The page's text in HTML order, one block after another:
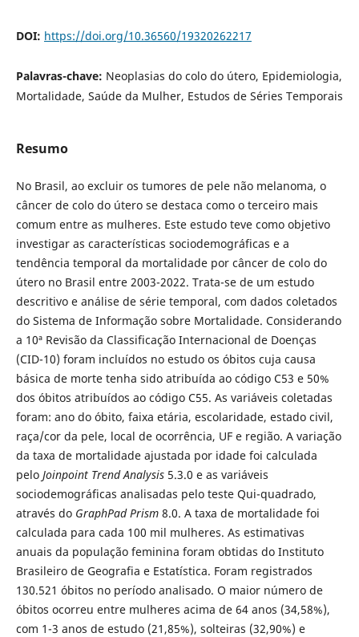
DOI: https://doi.org/10.36560/19320262217
Palavras-chave: Neoplasias do colo do útero, Epidemiologia,
Mortalidade, Saúde da Mulher, Estudos de Séries Temporais
Resumo
No Brasil, ao excluir os tumores de pele não melanoma, o
câncer de colo do útero se destaca como o terceiro mais
comum entre as mulheres. Este estudo teve como objetivo
investigar as características sociodemográficas e a
tendência temporal da mortalidade por câncer de colo do
útero no Brasil entre 2003-2022. Trata-se de um estudo
descritivo e análise de série temporal, com dados coletados
do Sistema de Informação sobre Mortalidade. Considerando
a 10ª Revisão da Classificação Internacional de Doenças
(CID-10) foram incluídos no estudo os óbitos cuja causa
básica de morte tenha sido atribuída ao código C53 e 50%
dos óbitos atribuídos ao código C55. As variáveis coletadas
foram: ano do óbito, faixa etária, escolaridade, estado civil,
raça/cor da pele, local de ocorrência, UF e região. A variação
da taxa de mortalidade ajustada por idade foi calculada
pelo Joinpoint Trend Analysis5.3.0 e as variáveis
sociodemográficas analisadas pelo teste Qui-quadrado,
através do GraphPad Prism8.0. A taxa de mortalidade foi
calculada para cada 100 mil mulheres. As estimativas
anuais da população feminina foram obtidas do Instituto
Brasileiro de Geografia e Estatística. Foram registrados
130.521 óbitos no período analisado. O maior número de
óbitos ocorreu entre mulheres acima de 64 anos (34,58%),
com 1-3 anos de estudo (21,85%), solteiras (32,90%) e